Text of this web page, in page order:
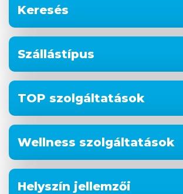
Keresés
Szállástípus
TOP szolgáltatások
Wellness szolgáltatások
Helyszín jellemzői